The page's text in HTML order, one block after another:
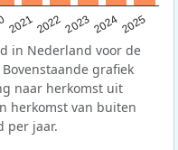
20212022202320242025
in Nederland voor de
grafiek
naar herkomst uit
herkomst van buiten
per jaar.